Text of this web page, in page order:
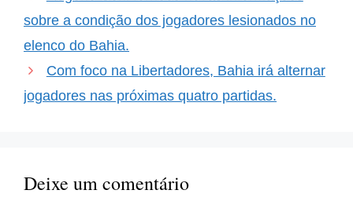
sobre a condição dos jogadores lesionados no
elenco do Bahia.
Com foco na Libertadores, Bahia irá alternar
jogadores nas próximas quatro partidas.
Deixe um comentário